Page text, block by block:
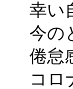
幸い
今の
倦怠
コロ